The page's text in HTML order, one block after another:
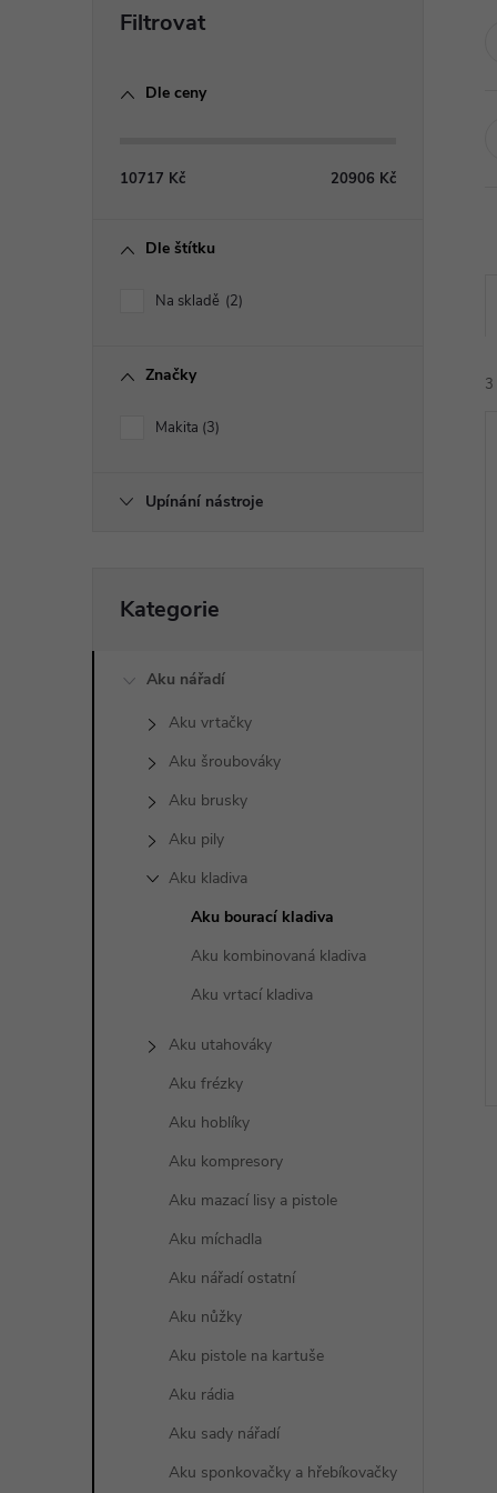
Dle ceny
10717 Kč 20906 Kč
Dle štítku
Na skladě 2
Značky
Makita 3
Upínání nástroje
kategorie
Kategorie
Aku nářadí
Aku vrtačky
Aku šroubováky
Aku brusky
Aku pily
Aku kladiva
Aku bourací kladiva
Aku kombinovaná kladiva
Aku vrtací kladiva
Aku utahováky
Aku frézky
Aku hoblíky
Aku kompresory
Aku mazací lisy a pistole
Aku míchadla
Aku nářadí ostatní
Aku nůžky
Aku pistole na kartuše
Aku rádia
Aku sady nářadí
Aku sponkovačky a hřebíkovačky
3